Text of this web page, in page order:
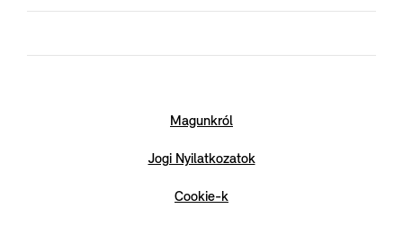
Magunkról
Jogi Nyilatkozatok
Cookie-k